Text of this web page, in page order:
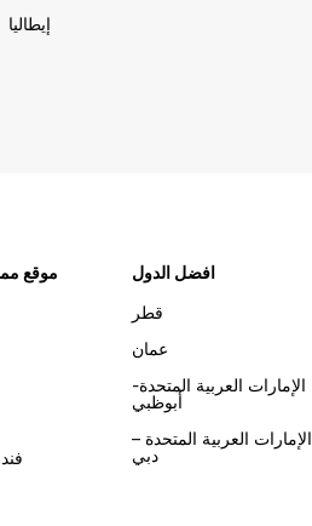
إيطاليا
موقع
افضل الدول
قطر
عمان
الإمارات العربية المتحدة-
أبوظبي
الإمارات العربية المتحدة –
دبي